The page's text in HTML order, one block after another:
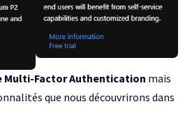
Multi-Factor Authentication mais
que nous découvrirons dans